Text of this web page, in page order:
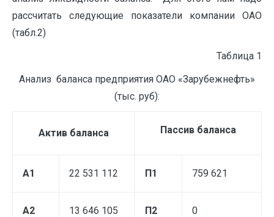
рассчитать следующие показатели компании ОАО
(табл.2)
Таблица 1
Анализ баланса предприятия ОАО «Зарубежнефть»
(тыс. руб):
Актив баланса Пассив баланса
А1 22 531 112 П1 759 621
А2 13 646 105 П2 0